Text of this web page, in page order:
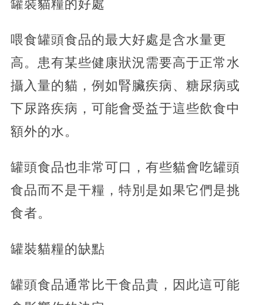
罐裝貓糧的好處
喂食罐頭食品的最大好處是含水量更
高。患有某些健康狀況需要高于正常水
攝入量的貓，例如腎臟疾病、糖尿病或
下尿路疾病，可能會受益于這些飲食中
額外的水。
罐頭食品也非常可口，有些貓會吃罐頭
食品而不是干糧，特別是如果它們是挑
食者。
罐裝貓糧的缺點
罐頭食品通常比干食品貴，因此這可能